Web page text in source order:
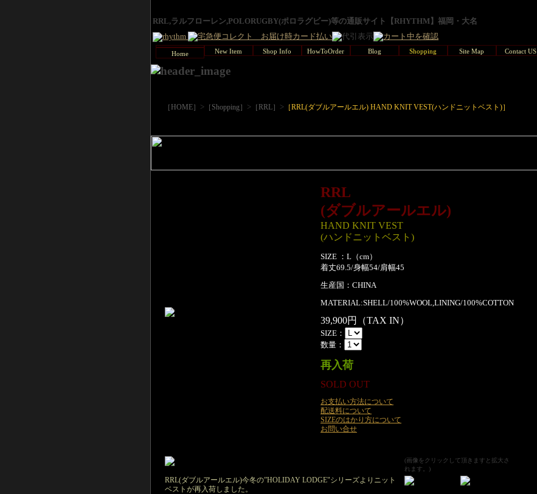
RRL,ラルフローレン,POLORUGBY(ポロラグビー)等の通販サイト【RHYTHM】福岡・大名
Home New Item Shop Info HowToOrder Blog Shopping Site Map Contact US
［HOME］ > ［Shopping］ > ［RRL］ > ［RRL(ダブルアールエル) HAND KNIT VEST(ハンドニットベスト)］
RRL
(ダブルアールエル)
HAND KNIT VEST
(ハンドニットベスト)
SIZE ：L（cm）
着丈69.5/身幅54/肩幅45
生産国：CHINA
MATERIAL:SHELL/100%WOOL,LINING/100%COTTON
39,900円（TAX IN）
SIZE：
数量：
再入荷
SOLD OUT
お支払い方法について
配送料について
SIZEのはかり方について
お問い合せ
(画像をクリックして頂きますと拡大さ
れます。)
RRL(ダブルアールエル)今冬の”HOLIDAY LODGE"シリーズよりニット
ベストが再入荷しました。